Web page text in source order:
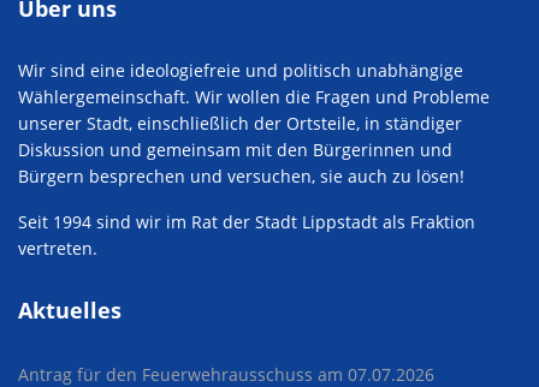
Über uns
Wir sind eine ideologiefreie und politisch unabhängige
Wählergemeinschaft. Wir wollen die Fragen und Probleme
unserer Stadt, einschließlich der Ortsteile, in ständiger
Diskussion und gemeinsam mit den Bürgerinnen und
Bürgern besprechen und versuchen, sie auch zu lösen!
Seit 1994 sind wir im Rat der Stadt Lippstadt als Fraktion
vertreten.
Aktuelles
Antrag für den Feuerwehrausschuss am 07.07.2026